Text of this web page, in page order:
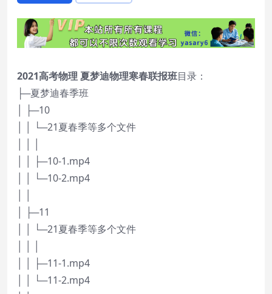
2021高考物理 夏梦迪物理寒春联报班目录：
├─夏梦迪春季班
│ ├─10
│ │ └─21夏春季等多个文件
│ │ ├─10-1.mp4
│ │ └─10-2.mp4
│ ├─11
│ │ └─21夏春季等多个文件
│ │ ├─11-1.mp4
│ │ └─11-2.mp4